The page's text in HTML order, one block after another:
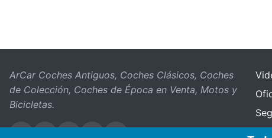
ArCar Coches Antiguos, Coches Clásicos, Coches
de Colección, Coches de Época en Venta, Motos y
Bicicletas.